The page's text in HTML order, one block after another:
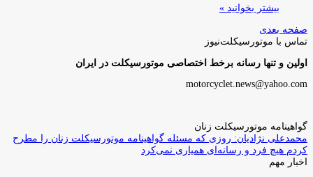
بیشتر بخوانید »
صفحه بعدی
تماس با موتورسیکلت‌نیوز
اولین و تنها رسانه برخط اختصاصی موتورسیکلت در ایران
motorcyclet.news@yahoo.com
گواهینامه موتورسیکلت زنان
محمدعلی نژادیان: روزی که مسئله گواهینامه موتورسیکلت زنان را مطرح
کردم هیچ فرد و رسانه‌ای همیاری نمی‌کرد
اخبار مهم